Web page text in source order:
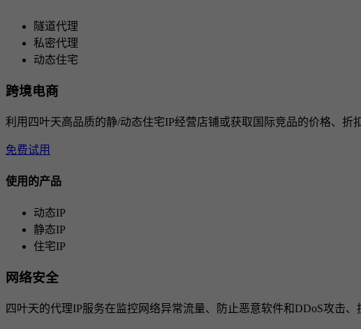
隧道代理
私密代理
动态住宅
跨境电商
利用四叶天高品质的静/动态住宅IP经营店铺或获取国际竞品的价格、
免费试用
使用的产品
动态IP
静态IP
住宅IP
网络安全
四叶天的代理IP服务在监控网络异常流量、防止恶意软件和DDoS攻击